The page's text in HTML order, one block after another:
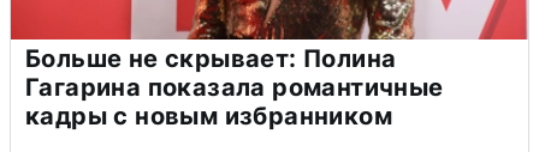
Больше не скрывает: Полина
Гагарина показала романтичные
кадры с новым избранником